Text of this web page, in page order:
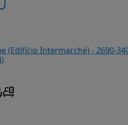
(Edifício Intermarché) - 2690-